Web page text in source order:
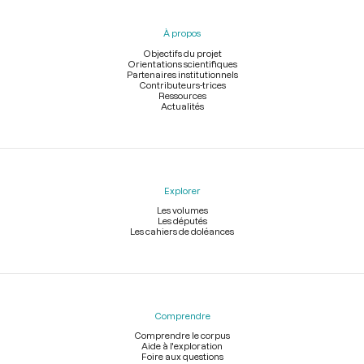
À propos
Objectifs du projet
Orientations scientifiques
Partenaires institutionnels
Contributeurs-trices
Ressources
Actualités
Explorer
Les volumes
Les députés
Les cahiers de doléances
Comprendre
Comprendre le corpus
Aide à l'exploration
Foire aux questions